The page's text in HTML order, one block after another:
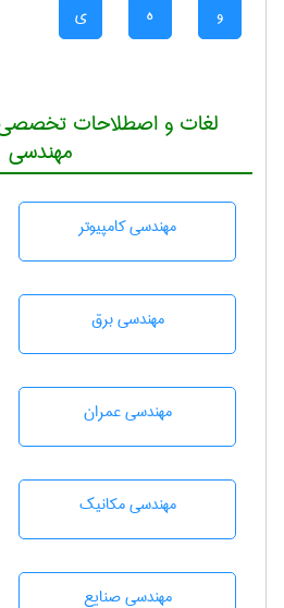
و ه ی
لغات و اصطلاحات
مهندسی
مهندسی كامپيوتر
مهندسی برق
مهندسی عمران
مهندسی مکانیک
مهندسی صنايع